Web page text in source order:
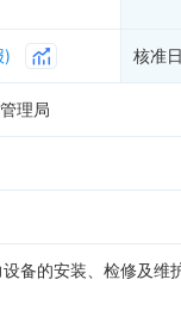
) 核准
理局
备的安装、检修及